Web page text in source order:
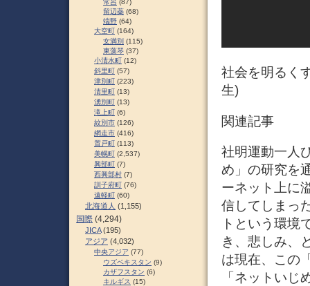
社会を明るく
生)
関連記事
社明運動一人
め」の研究を
ーネット上に
信してしまっ
トという環境
き、悲しみ、
は現在、この
「ネットい
常呂 (87)
留辺蘂 (68)
端野 (64)
大空町 (164)
女満別 (115)
東藻琴 (37)
小清水町 (12)
斜里町 (57)
津別町 (223)
清里町 (13)
湧別町 (13)
滝上町 (6)
紋別市 (126)
網走市 (416)
置戸町 (113)
美幌町 (2,537)
興部町 (7)
西興部村 (7)
訓子府町 (76)
遠軽町 (60)
北海道人 (1,155)
国際 (4,294)
JICA(195)
アジア (4,032)
中央アジア (77)
ウズベキスタン (9)
カザフスタン (6)
キルギス (15)